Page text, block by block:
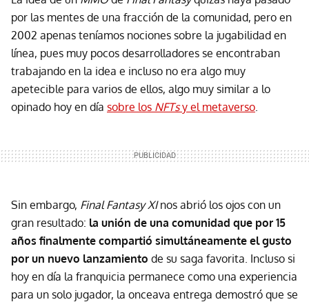
por las mentes de una fracción de la comunidad, pero en
2002 apenas teníamos nociones sobre la jugabilidad en
línea, pues muy pocos desarrolladores se encontraban
trabajando en la idea e incluso no era algo muy
apetecible para varios de ellos, algo muy similar a lo
opinado hoy en día sobre los NFTsy el metaverso
Sin embargo, Final Fantasy XInos abrió los ojos con un
gran resultado: la unión de una comunidad que por 15
años finalmente compartió simultáneamente el gusto
por un nuevo lanzamiento de su saga favorita. Incluso si
hoy en día la franquicia permanece como una experiencia
para un solo jugador, la onceava entrega demostró que se